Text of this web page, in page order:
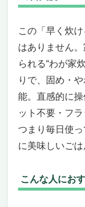
能、
こん
も
まと
家庭用
る炊飯
驚異
食卓
こん
は向
家庭に
この「早く炊
はありません
られる“わが家
りで、固め・
能。直感的に
ット不要・フ
つまり毎日使
に美味しいごは
こんな人にお